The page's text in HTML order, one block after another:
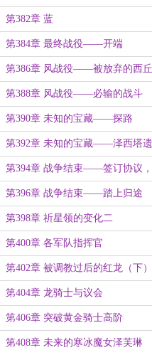
第382章 蓝
第384章 最终战役——开端
第386章 风战役——被放弃的西丘
行省残军
第388章 风战役——必输的战斗
（上）
第390章 未知的宝藏——探路
第392章 未知的宝藏——泽西塔遗
迹？
第394章 战争结束——签订协议，
战功总数
第396章 战争结束——踏上归途
第398章 祈星领的变化二
第400章 各军队指挥官
第402章 被调教过后的红龙（下）
第404章 龙骑士与议会
第406章 突破黄金骑士高阶
第408章 未来的寒冰魔女泽芙琳